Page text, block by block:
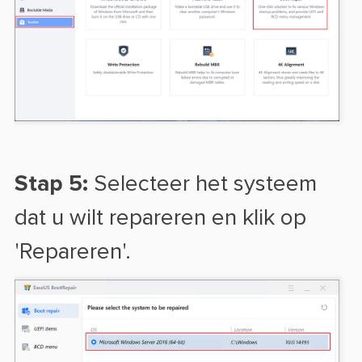
Stap 5: Selecteer het systeem
dat u wilt repareren en klik op
'Repareren'.